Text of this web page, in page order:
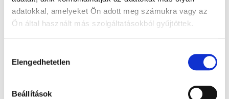
adatokkal, amelyeket Ön adott meg számukra vagy az
Ön által használt más szolgáltatásokból gyűjtöttek.
kiválasztása
Elengedhetetlen
Beállítások